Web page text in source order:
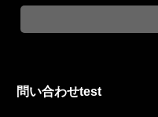
問い合わせtest